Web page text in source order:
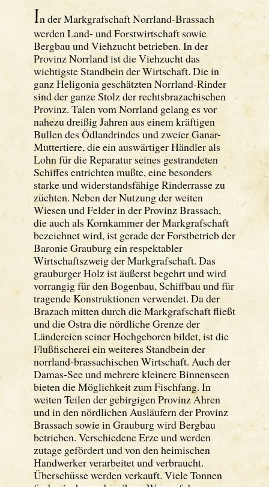
In der Markgrafschaft Norrland-Brassach
werden Land- und Forstwirtschaft sowie
Bergbau und Viehzucht betrieben. In der
Provinz Norrland ist die Viehzucht das
wichtigste Standbein der Wirtschaft. Die in
ganz Heligonia geschätzten Norrland-Rinder
sind der ganze Stolz der rechtsbrazachischen
Provinz. Talen vom Norrland gelang es vor
nahezu dreißig Jahren aus einem kräftigen
Bullen des Ödlandrindes und zweier Ganar-
Muttertiere, die ein auswärtiger Händler als
Lohn für die Reparatur seines gestrandeten
Schiffes entrichten mußte, eine besonders
starke und widerstandsfähige Rinderrasse zu
züchten. Neben der Nutzung der weiten
Wiesen und Felder in der Provinz Brassach,
die auch als Kornkammer der Markgrafschaft
bezeichnet wird, ist gerade der Forstbetrieb der
Baronie Grauburg ein respektabler
Wirtschaftszweig der Markgrafschaft. Das
grauburger Holz ist äußerst begehrt und wird
vorrangig für den Bogenbau, Schiffbau und für
tragende Konstruktionen verwendet. Da der
Brazach mitten durch die Markgrafschaft fließt
und die Ostra die nördliche Grenze der
Ländereien seiner Hochgeboren bildet, ist die
Flußfischerei ein weiteres Standbein der
norrland-brassachischen Wirtschaft. Auch der
Damas-See und mehrere kleinere Binnenseen
bieten die Möglichkeit zum Fischfang. In
weiten Teilen der gebirgigen Provinz Ahren
und in den nördlichen Ausläufern der Provinz
Brassach sowie in Grauburg wird Bergbau
betrieben. Verschiedene Erze und werden
zutage gefördert und von den heimischen
Handwerker verarbeitet und verbraucht.
Überschüsse werden verkauft. Viele Tonnen